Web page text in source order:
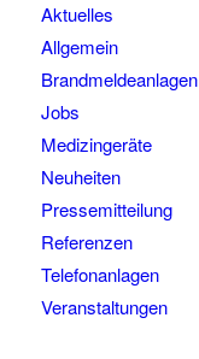
Aktuelles
Allgemein
Brandmeldeanlagen
Jobs
Medizingeräte
Neuheiten
Pressemitteilung
Referenzen
Telefonanlagen
Veranstaltungen